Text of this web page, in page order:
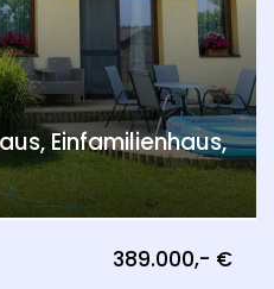
Einfamilienhaus,
389.000,- €